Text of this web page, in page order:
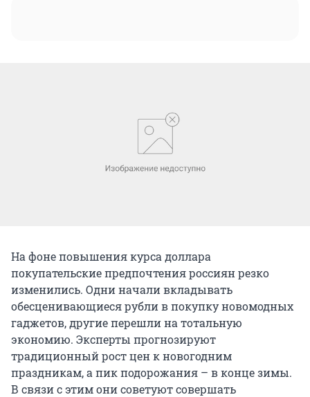
На фоне повышения курса доллара
покупательские предпочтения россиян резко
изменились. Одни начали вкладывать
обесценивающиеся рубли в покупку новомодных
гаджетов, другие перешли на тотальную
экономию. Эксперты прогнозируют
традиционный рост цен к новогодним
праздникам, а пик подорожания – в конце зимы.
В связи с этим они советуют совершать